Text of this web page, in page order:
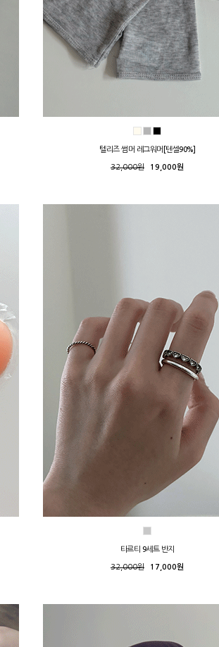
텔리즈 썸머 레그워머[텐셀90%]
32,000원 19,000원
타르티 9세트 반지
32,000원 17,000원